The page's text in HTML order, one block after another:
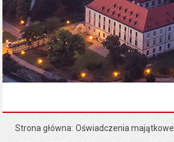
Strona główna Oświadczenia majątkowe